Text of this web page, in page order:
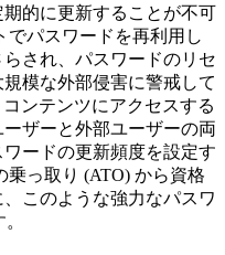
的に更新することが不可
でパスワードを再利用し
され、パスワードのリセ
模な外部侵害に警戒して
ンテンツにアクセスする
ザーと外部ユーザーの両
ードの更新頻度を設定す
乗っ取り (ATO) から資格
このような強力なパスワ